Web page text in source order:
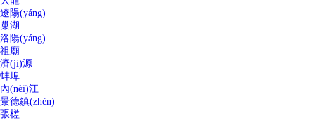
遼陽(yáng)
巢湖
洛陽(yáng)
祖廟
濟(jì)源
蚌埠
內(nèi)江
景德鎮(zhèn)
張槎